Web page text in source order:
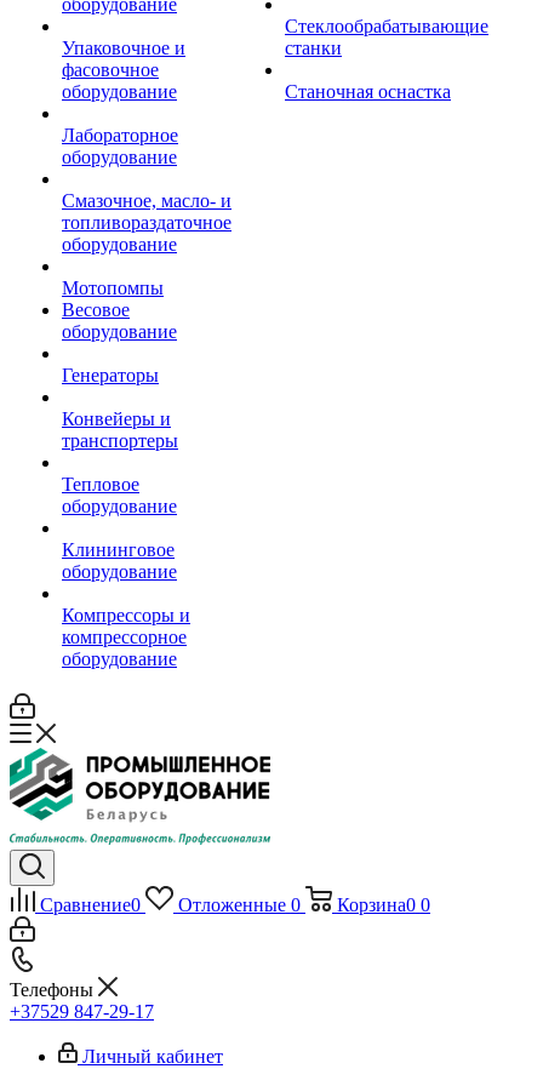
оборудование
Упаковочное и
фасовочное
оборудование
Лабораторное
оборудование
Смазочное, масло- и
топливораздаточное
оборудование
Мотопомпы
Весовое
оборудование
Генераторы
Конвейеры и
транспортеры
Тепловое
оборудование
Клининговое
оборудование
Компрессоры и
компрессорное
оборудование
Стеклообрабатывающие
станки
Станочная оснастка
Сравнение0 Отложенные 0 Корзина0 0
Телефоны
+37529 847-29-17‬
Личный кабинет